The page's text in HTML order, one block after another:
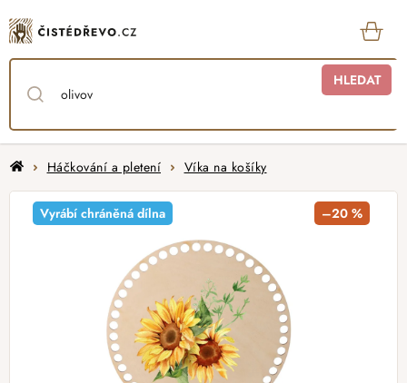
na
obsah
HLEDAT
DomůHáčkování a pletení Víka na košíky
Vyrábí chráněná dílna –20 %